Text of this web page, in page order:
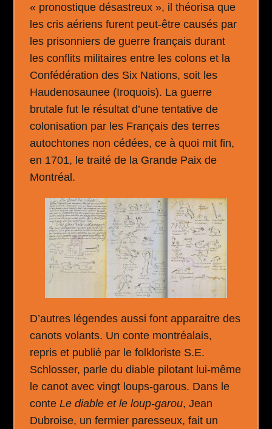
« pronostique désastreux », il théorisa que
les cris aériens furent peut-être causés par
les prisonniers de guerre français durant
les conflits militaires entre les colons et la
Confédération des Six Nations, soit les
Haudenosaunee (Iroquois). La guerre
brutale fut le résultat d’une tentative de
colonisation par les Français des terres
autochtones non cédées, ce à quoi mit fin,
en 1701, le traité de la Grande Paix de
Montréal.
D’autres légendes aussi font apparaitre des
canots volants. Un conte montréalais,
repris et publié par le folkloriste S.E.
Schlosser, parle du diable pilotant lui-même
le canot avec vingt loups-garous. Dans le
conteLe diable et le loup-garou, Jean
Dubroise, un fermier paresseux, fait un